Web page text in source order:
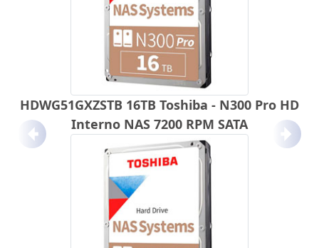
HDWG51GXZSTB 16TB Toshiba - N300 Pro HD
Interno NAS 7200 RPM SATA
Anterior